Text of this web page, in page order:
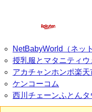
NetBabyWorld（ネッ
授乳服とマタニティ
アカチャンホンポ楽天
ケンコーコム
西川チェーンふとんタ